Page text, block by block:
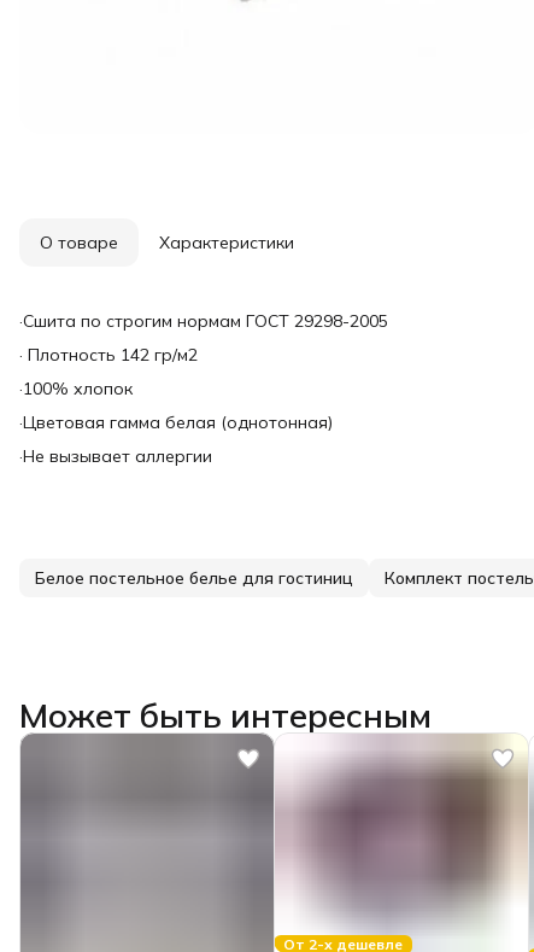
О товаре Характеристики
·Сшита по строгим нормам ГОСТ 29298-2005
· Плотность 142 гр/м2
·100% хлопок
·Цветовая гамма белая (однотонная)
·Не вызывает аллергии
Белое постельное белье для гостиниц Комплект
Может быть интересным
От 2-х дешевле